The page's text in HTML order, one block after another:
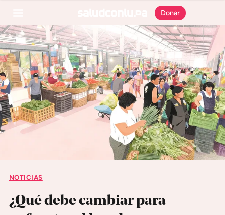
SECCIONES
Inicio
Noticias
Donar
NOTICIAS
¿Qué debe cambiar para